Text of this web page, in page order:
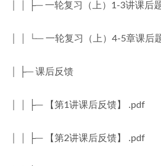
│ │ ├─ 一轮复习（上）1-3讲课后
│ │ └─ 一轮复习（上）4-5章课后
│ ├─ 课后反馈
│ │ ├─ 【第1讲课后反馈】 .pdf
│ │ ├─ 【第2讲课后反馈】 .pdf